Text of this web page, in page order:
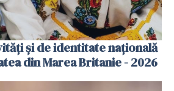
și de identitate națională
din Marea Britanie - 2026